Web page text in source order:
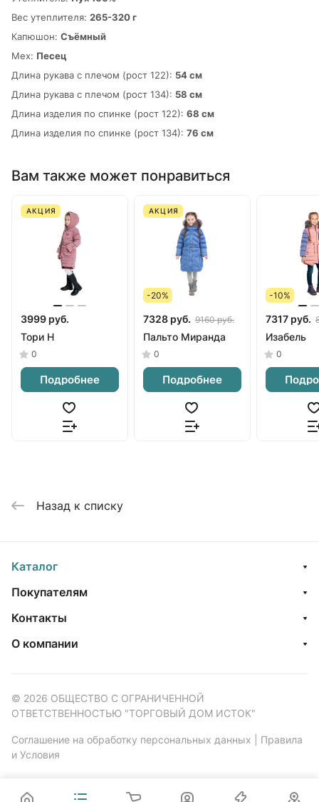
Вес утеплителя: 265-320 г
Капюшон: Съёмный
Мех: Песец
Длина рукава с плечом (рост 122): 54 см
Длина рукава с плечом (рост 134): 58 см
Длина изделия по спинке (рост 122): 68 см
Длина изделия по спинке (рост 134): 76 см
Вам также может понравиться
АКЦИЯ
3999 руб.
Тори Н
0
Подробнее
АКЦИЯ
-20%
7328 руб. 9160 руб.
Пальто Миранда
0
Подробнее
-10%
7317 руб.
Изабель
0
Назад к списку
Каталог
Покупателям
Контакты
О компании
© 2026 ОБЩЕСТВО С ОГРАНИЧЕННОЙ
ОТВЕТСТВЕННОСТЬЮ "ТОРГОВЫЙ ДОМ ИСТОК"
Соглашение на обработку персональных данных
Правила
и Условия